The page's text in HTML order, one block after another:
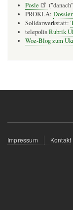
Posle
PROKLA:
Solidarwerkstatt:
telepolisRubrik
Woz-Blog zum
Fußzeilenmenü
Impressum Kontakt